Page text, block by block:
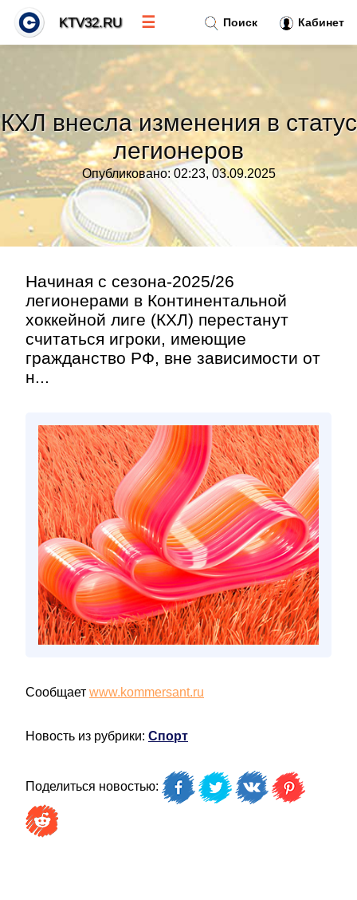
КХЛ внесла изменения в статус
легионеров
Опубликовано: 02:23, 03.09.2025
Начиная с сезона-2025/26
легионерами в Континентальной
хоккейной лиге (КХЛ) перестанут
считаться игроки, имеющие
гражданство РФ, вне зависимости от
н...
Сообщает www.kommersant.ru
Новость из рубрики: Спорт
Поделиться новостью:
Поиск Кабинет
KTV32.RU ☰
Тренды новостей»
Рубрики»
Правила»
Контакт»